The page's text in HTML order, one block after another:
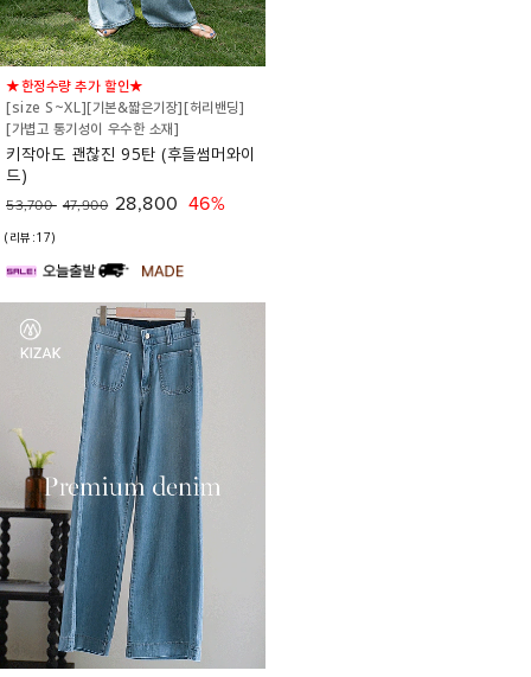
★한정수량 추가 할인★
[size S~XL][기본&짧은기장][허리밴딩]
[가볍고 통기성이 우수한 소재]
키작아도 괜찮진 95탄 (후들썸머와이
드)
53,700 47,900 28,800 46%
(리뷰:17)